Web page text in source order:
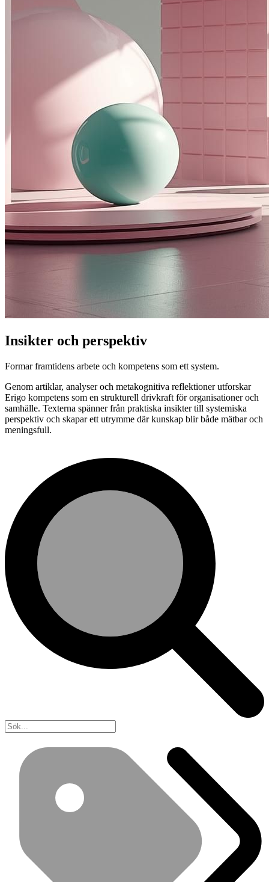
Insikter och perspektiv
Formar framtidens arbete och kompetens som ett system.
Genom artiklar, analyser och metakognitiva reflektioner utforskar
Erigo kompetens som en strukturell drivkraft för organisationer och
samhälle. Texterna spänner från praktiska insikter till systemiska
perspektiv och skapar ett utrymme där kunskap blir både mätbar och
meningsfull.